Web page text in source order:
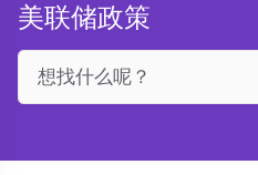
美联储政策